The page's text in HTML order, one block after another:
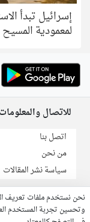
إسرائيل تبدأ
لمعمودية المسيح
للاتصال والمعلومات
اتصل بنا
من نحن
سياسة نشر المقالات
لارسال خبر او مقالة:
وتحسين تجربة المستخدم